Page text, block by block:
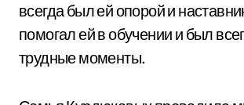
всегда был ей опорой и
помогал ей в обучении и был
трудные моменты.